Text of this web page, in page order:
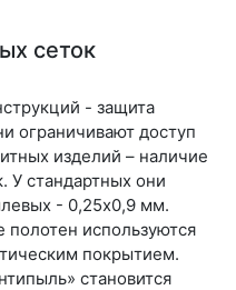
сеток
- защита
ограничивают доступ
изделий – наличие
У стандартных они
- 0,25х0,9 мм.
полотен используются
покрытием.
становится